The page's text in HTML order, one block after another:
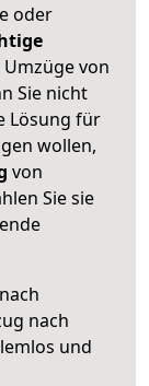
oder
von
Sie nicht
Lösung für
wollen,
von
Sie sie
nach
und